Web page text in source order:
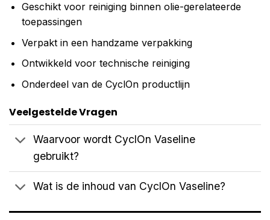
Geschikt voor reiniging binnen olie-gerelateerde
toepassingen
Verpakt in een handzame verpakking
Ontwikkeld voor technische reiniging
Onderdeel van de CyclOn productlijn
Veelgestelde Vragen
Waarvoor wordt CyclOn Vaseline
gebruikt?
Wat is de inhoud van CyclOn Vaseline?